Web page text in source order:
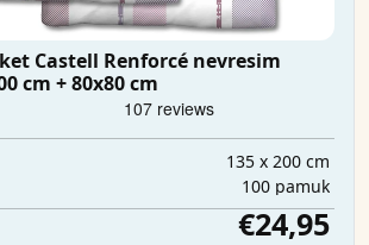
Castell Renforcé nevresim
cm + 80x80 cm
135 x 200 cm
100 pamuk
€24,95